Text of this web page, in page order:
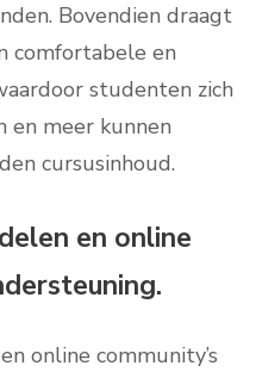
Bovendien draagt
comfortabele en
studenten zich
en meer kunnen
cursusinhoud.
en online
online community’s